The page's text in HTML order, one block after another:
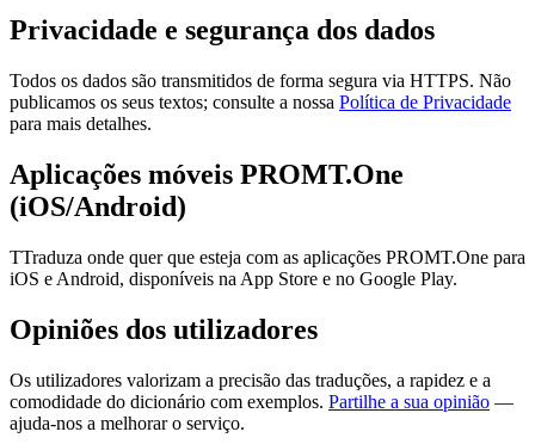
Privacidade e segurança dos dados
Todos os dados são transmitidos de forma segura via HTTPS. Não
publicamos os seus textos; consulte a nossa Política de Privacidade
para mais detalhes.
Aplicações móveis PROMT.One
(iOS/Android)
TTraduza onde quer que esteja com as aplicações PROMT.One para
iOS e Android, disponíveis na App Store e no Google Play.
Opiniões dos utilizadores
Os utilizadores valorizam a precisão das traduções, a rapidez e a
comodidade do dicionário com exemplos. Partilhe a sua opinião —
ajuda-nos a melhorar o serviço.